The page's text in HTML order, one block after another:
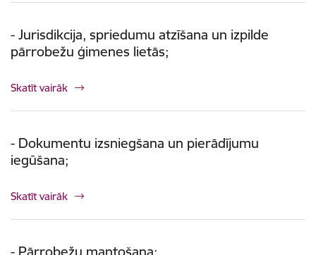
- Jurisdikcija, spriedumu atzīšana un izpilde
pārrobežu ģimenes lietās;
Skatīt vairāk
- Dokumentu izsniegšana un pierādījumu
iegūšana;
Skatīt vairāk
- Pārrobežu mantošana;